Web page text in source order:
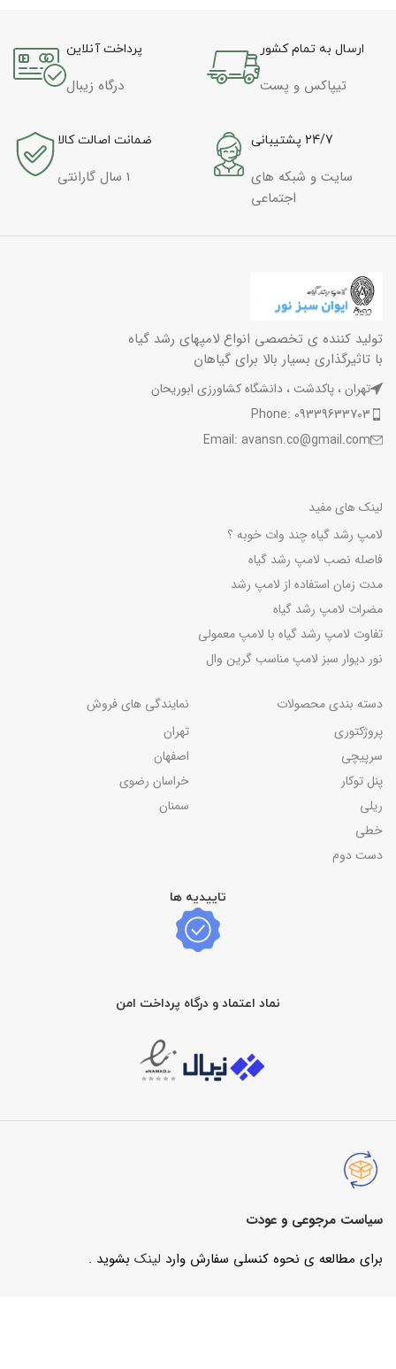
ارسال به تمام کشور
تیپاکس و پست
پرداخت آنلاین
درگاه زیبال
24/7 پشتیبانی
سایت و شبکه های
اجتماعی
ضمانت اصالت کالا
1 سال گارانتی
تولید کننده ی تخصصی انواع لامپهای رشد گیاه
با تاثیرگذاری بسیار بالا برای گیاهان
تهران ، پاکدشت ، دانشگاه کشاورزی ابوریحان
Phone: 09339633703
Email: avansn.co@gmail.com
لینک های مفید
لامپ رشد گیاه چند وات خوبه ؟
فاصله نصب لامپ رشد گیاه
مدت زمان استفاده از لامپ رشد
مضرات لامپ رشد گیاه
تفاوت لامپ رشد گیاه با لامپ معمولی
نور دیوار سبز لامپ مناسب گرین وال
دسته بندی محصولات
پروژکتوری
سرپیچی
پنل توکار
ریلی
خطی
دست دوم
نمایندگی های فروش
تهران
اصفهان
خراسان رضوی
سمنان
تاییدیه ها
نماد اعتماد و درگاه پرداخت امن
سیاست مرجوعی و عودت
برای مطالعه ی نحوه کنسلی سفارش وارد لینک بشوید .